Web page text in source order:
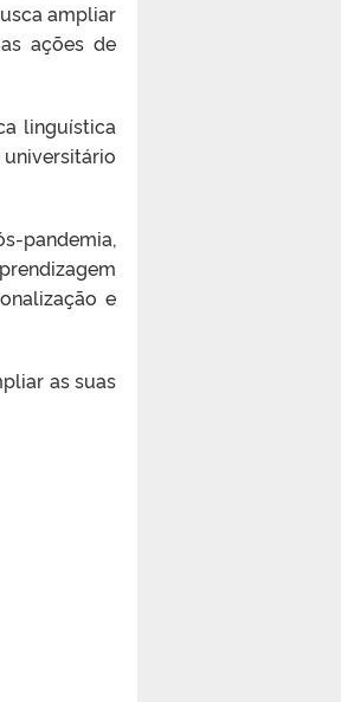
ampliar
ações de
linguística
pandemia,
e
as suas